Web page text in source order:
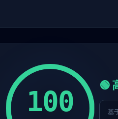
100
🟢
基